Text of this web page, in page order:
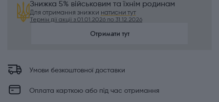
Знижка 5% військовим та їхнім родинам
Для отримання знижки натисни тут
Термін дії акції з 01.01.2026 по 31.12.2026
Отримати тут
Умови безкоштовної доставки
Оплата карткою або під час отримання